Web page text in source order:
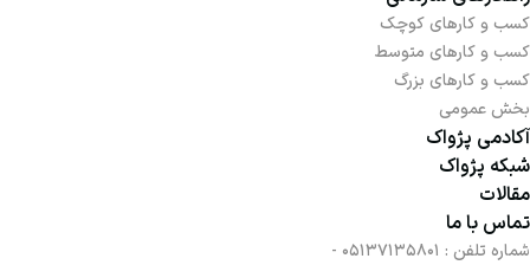
کسب و کارهای کوچک
کسب و کارهای متوسط
کسب و کارهای بزرگ
بخش عمومی
آکادمی پژواک
شبکه پژواک
مقالات
تماس با ما
شماره تلفن :
05137135801 -